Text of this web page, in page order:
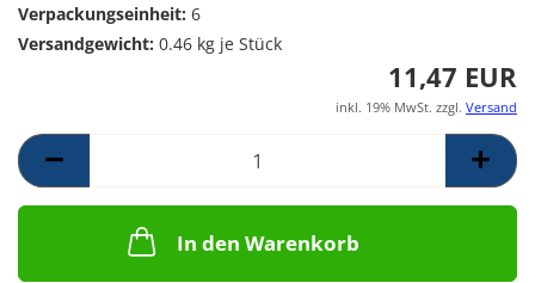
Verpackungseinheit: 6
Versandgewicht: 0.46 kg je Stück
11,47 EUR
inkl. 19% MwSt. zzgl. Versand
In den Warenkorb